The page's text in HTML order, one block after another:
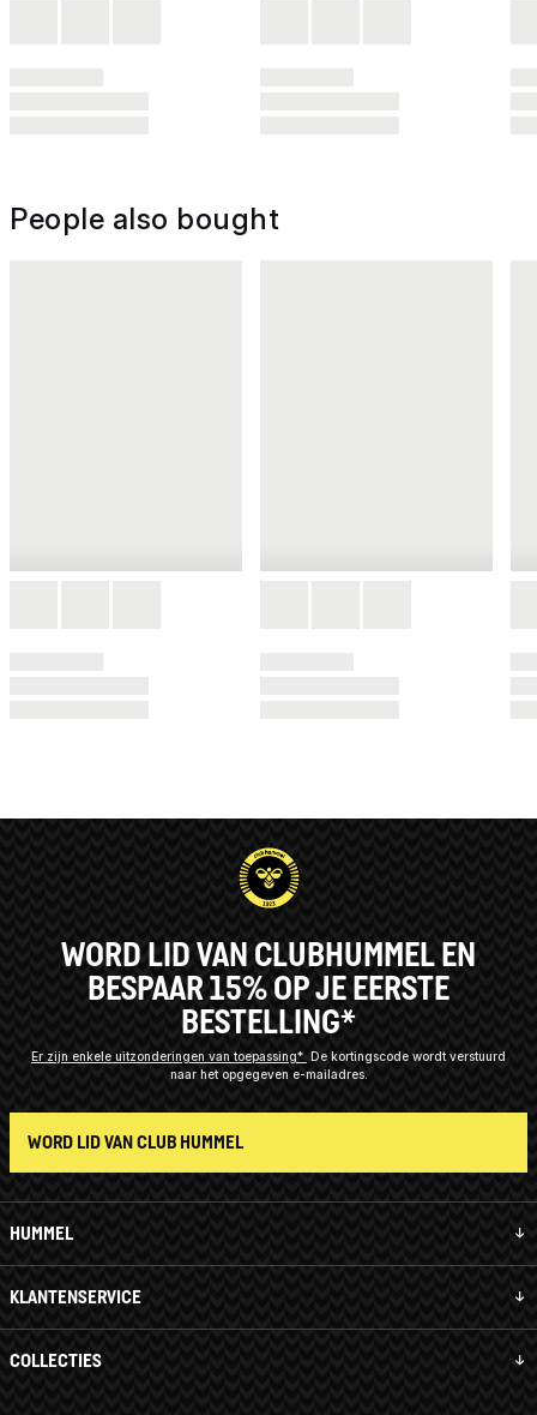
People also bought
HUMMEL
KLANTENSERVICE
COLLECTIES
WORD LID VAN CLUBHUMMEL EN
BESPAAR 15% OP JE EERSTE
BESTELLING*
Er zijn enkele uitzonderingen van toepassing* De kortingscode wordt verstuurd
naar het opgegeven e-mailadres.
WORD LID VAN CLUB HUMMEL